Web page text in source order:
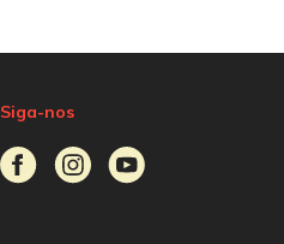
Siga-nos